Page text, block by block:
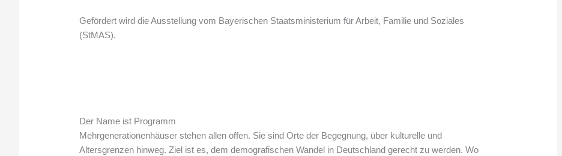
Gefördert wird die Ausstellung vom Bayerischen Staatsministerium für Arbeit, Familie und Soziales
(StMAS).
Der Name ist Programm
Mehrgenerationenhäuser stehen allen offen. Sie sind Orte der Begegnung, über kulturelle und
Altersgrenzen hinweg. Ziel ist es, dem demografischen Wandel in Deutschland gerecht zu werden. Wo